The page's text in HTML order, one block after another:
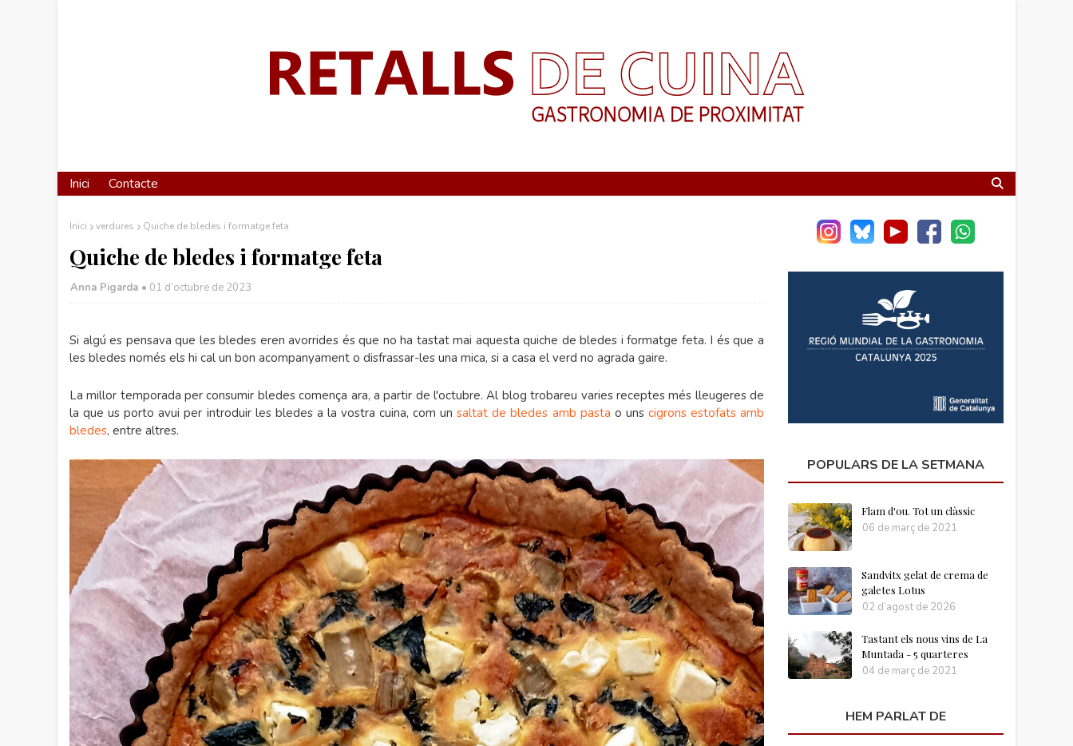
Inici Contacte
Inici verdures Quiche de bledes i formatge feta
Quiche de bledes i formatge feta
Anna Pigarda • 01 d’octubre de 2023
Si algú es pensava que les bledes eren avorrides és que no ha tastat mai aquesta quiche de bledes i formatge feta. I és que a
les bledes només els hi cal un bon acompanyament o disfrassar-les una mica, si a casa el verd no agrada gaire.
La millor temporada per consumir bledes comença ara, a partir de l'octubre. Al blog trobareu varies receptes més lleugeres de
la que us porto avui per introduir les bledes a la vostra cuina, com unsaltat de bledes amb pasta o uns cigrons estofats amb
bledes, entre altres.
POPULARS DE LA SETMANA
Flam d'ou. Tot un clàssic
06 de març de 2021
Sandvitx gelat de crema de
galetes Lotus
02 d’agost de 2026
Tastant els nous vins de La
Muntada - 5 quarteres
04 de març de 2021
HEM PARLAT DE